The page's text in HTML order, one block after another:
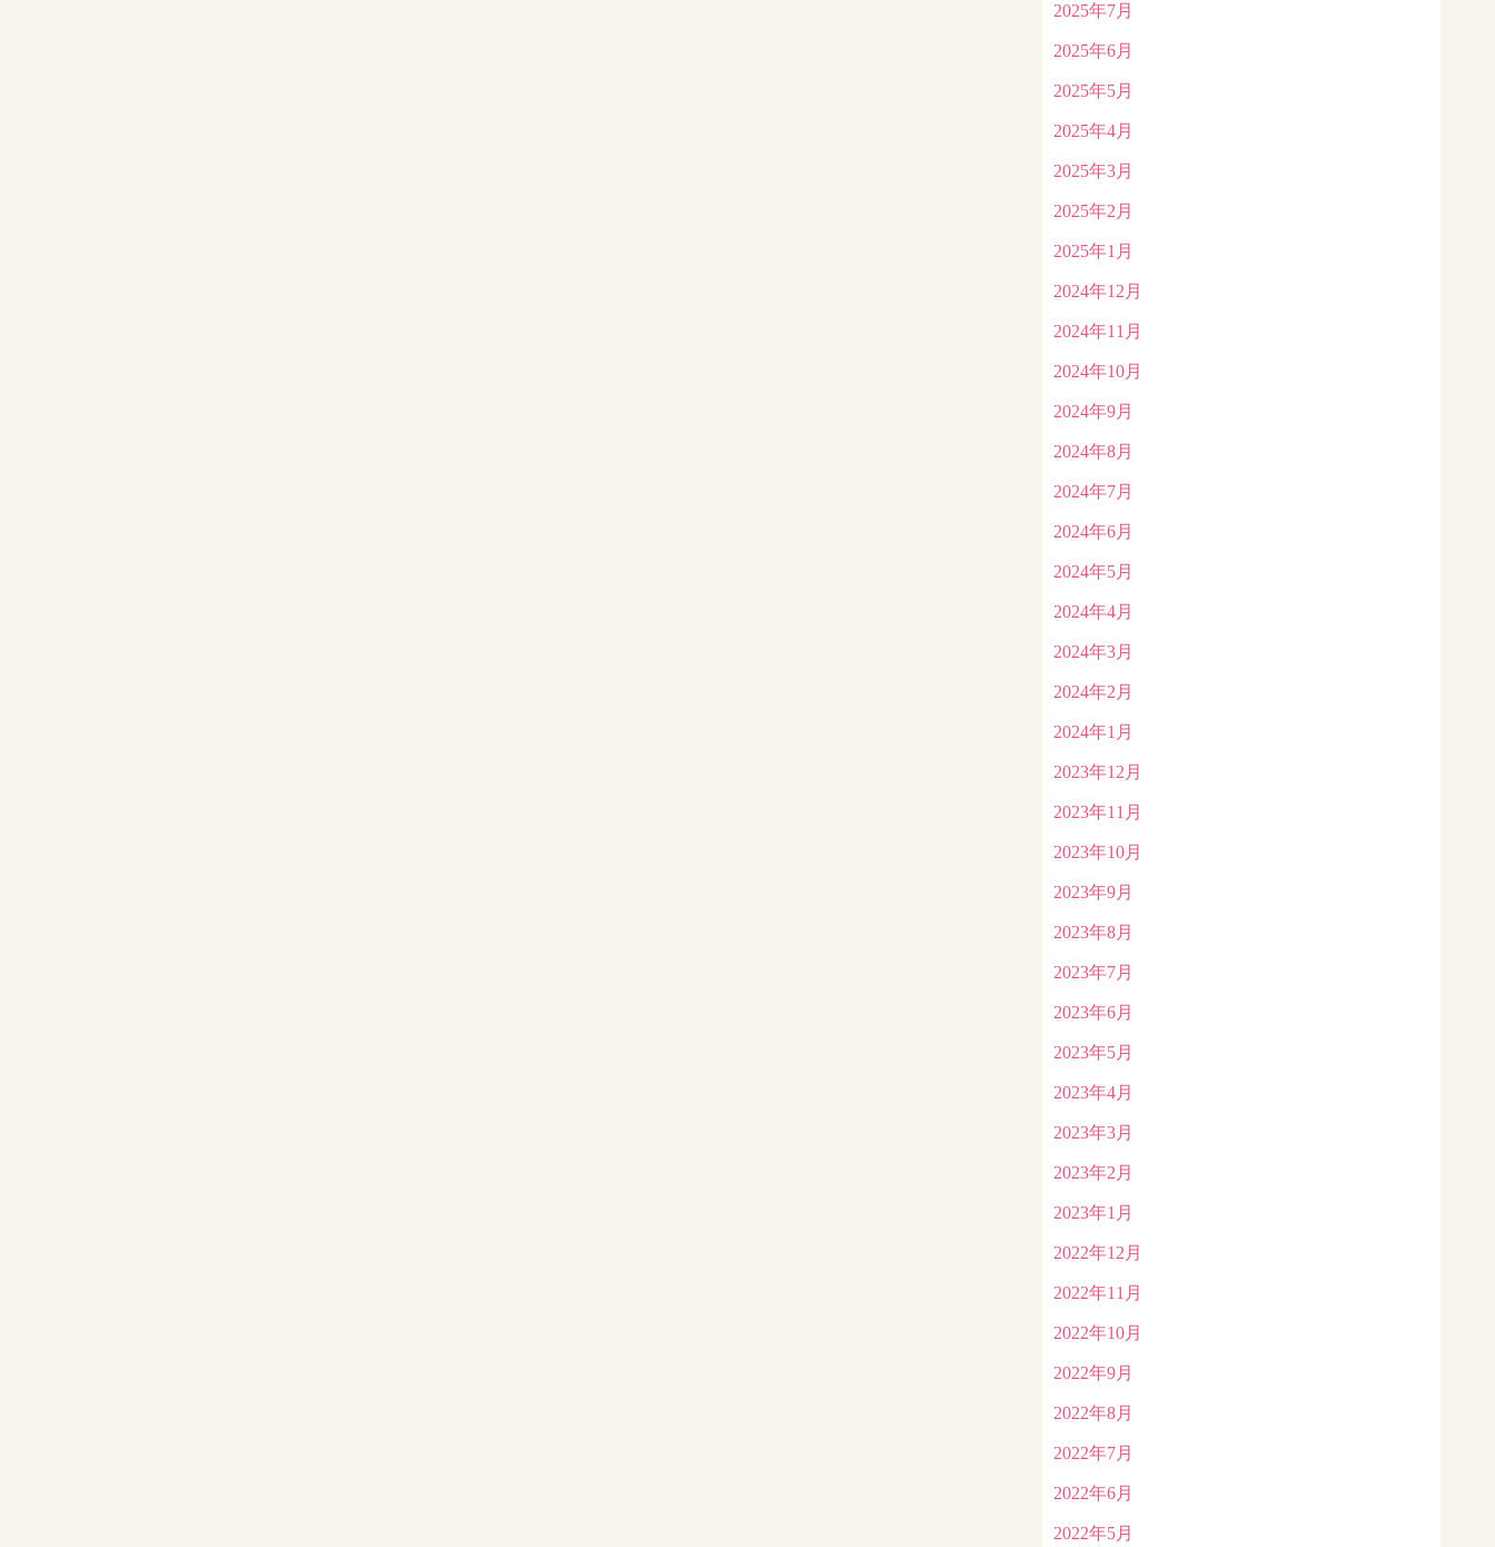
2025年7月
2025年6月
2025年5月
2025年4月
2025年3月
2025年2月
2025年1月
2024年12月
2024年11月
2024年10月
2024年9月
2024年8月
2024年7月
2024年6月
2024年5月
2024年4月
2024年3月
2024年2月
2024年1月
2023年12月
2023年11月
2023年10月
2023年9月
2023年8月
2023年7月
2023年6月
2023年5月
2023年4月
2023年3月
2023年2月
2023年1月
2022年12月
2022年11月
2022年10月
2022年9月
2022年8月
2022年7月
2022年6月
2022年5月